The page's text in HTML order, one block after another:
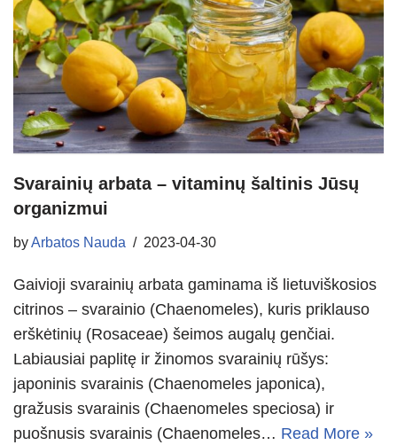
Svarainių arbata – vitaminų šaltinis Jūsų
organizmui
byArbatos Nauda 2023-04-30
Gaivioji svarainių arbata gaminama iš lietuviškosios
citrinos – svarainio (Chaenomeles), kuris priklauso
erškėtinių (Rosaceae) šeimos augalų genčiai.
Labiausiai paplitę ir žinomos svarainių rūšys:
japoninis svarainis (Chaenomeles japonica),
gražusis svarainis (Chaenomeles speciosa) ir
puošnusis svarainis (Chaenomeles… Read More »